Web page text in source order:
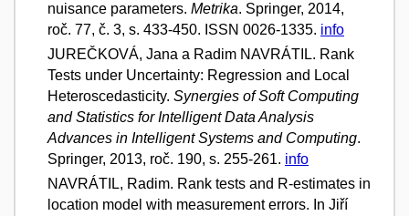
nuisance parameters. Metrika. Springer, 2014,
roč. 77, č. 3, s. 433-450. ISSN 0026-1335. info
JUREČKOVÁ, Jana a Radim NAVRÁTIL. Rank
Tests under Uncertainty: Regression and Local
Heteroscedasticity. Synergies of Soft Computing
and Statistics for Intelligent Data Analysis
Advances in Intelligent Systems and Computing.
Springer, 2013, roč. 190, s. 255-261. info
NAVRÁTIL, Radim. Rank tests and R-estimates in
location model with measurement errors. In Jiří